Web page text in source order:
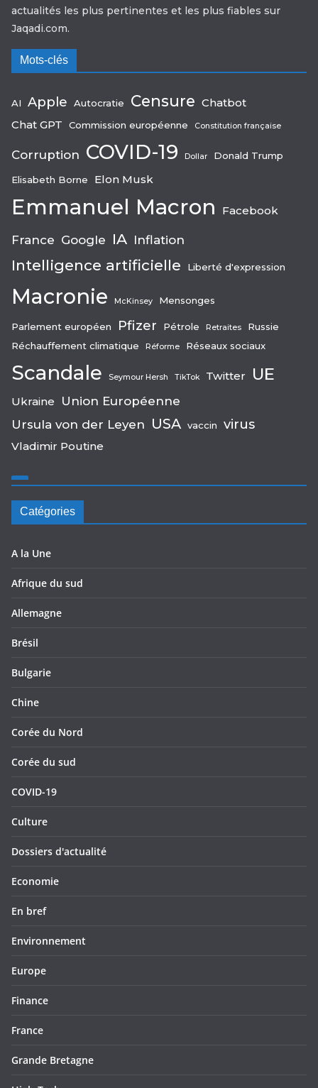
actualités les plus pertinentes et les plus fiables sur
Jaqadi.com.
Mots-clés
AI Apple Autocratie Censure Chatbot
Chat GPT
Commission européenne Constitution française
Corruption COVID-19 Dollar Donald Trump
Elisabeth Borne Elon Musk
Emmanuel Macron Facebook
France Google IA Inflation
Intelligence artificielle Liberté d'expression
Macronie McKinsey Mensonges
Parlement européen Pfizer Pétrole Retraites
Russie
Réchauffement climatique
Réforme Réseaux sociaux
Scandale Seymour Hersh TikTok Twitter UE
Ukraine
Union Européenne
Ursula von der Leyen USA vaccin virus
Vladimir Poutine
Catégories
A la Une
Afrique du sud
Allemagne
Brésil
Bulgarie
Chine
Corée du Nord
Corée du sud
COVID-19
Culture
Dossiers d'actualité
Economie
En bref
Environnement
Europe
Finance
France
Grande Bretagne